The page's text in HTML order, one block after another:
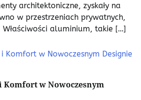
architektoniczne, zyskały na
w przestrzeniach prywatnych,
Właściwości aluminium, takie […]
w Nowoczesnym